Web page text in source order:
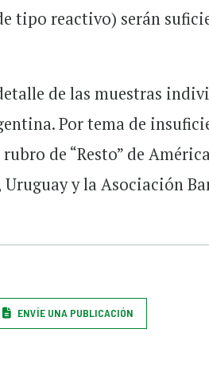
tipo reactivo) serán
de las muestras
Por tema de
de “Resto” de
y la Asociación
ENVÍE UNA PUBLICACIÓN